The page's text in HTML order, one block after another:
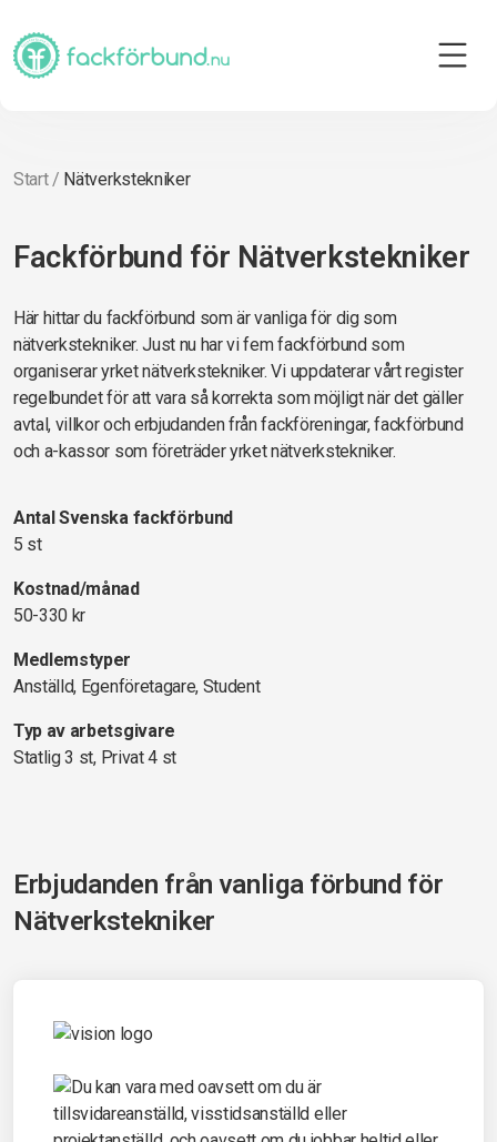
Start/ Nätverkstekniker
Fackförbund för Nätverkstekniker
Här hittar du fackförbund som är vanliga för dig som
nätverkstekniker. Just nu har vi fem fackförbund som
organiserar yrket nätverkstekniker. Vi uppdaterar vårt register
regelbundet för att vara så korrekta som möjligt när det gäller
avtal, villkor och erbjudanden från fackföreningar, fackförbund
och a-kassor som företräder yrket nätverkstekniker.
Antal Svenska fackförbund
5 st
Kostnad/månad
50-330 kr
Medlemstyper
Anställd, Egenföretagare, Student
Typ av arbetsgivare
Statlig 3 st, Privat 4 st
Erbjudanden från vanliga förbund för
Nätverkstekniker